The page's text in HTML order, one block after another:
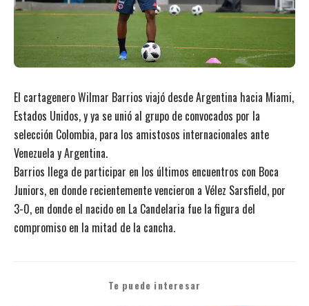
El cartagenero Wilmar Barrios viajó desde Argentina hacia Miami,
Estados Unidos, y ya se unió al grupo de convocados por la
selección Colombia, para los amistosos internacionales ante
Venezuela y Argentina.
Barrios llega de participar en los últimos encuentros con Boca
Juniors, en donde recientemente vencieron a Vélez Sarsfield, por
3-0, en donde el nacido en La Candelaria fue la figura del
compromiso en la mitad de la cancha.
Te puede interesar